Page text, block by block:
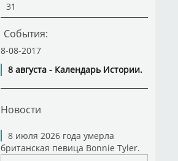
31
События:
8-08-2017
8 августа - Календарь Истории.
Новости
8 июля 2026 года умерла
британская певица Bonnie Tyler.